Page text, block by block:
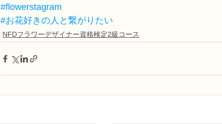
#flowerstagram
#お花好きの人と繋がりたい
NFDフラワーデザイナー資格検定2級コース